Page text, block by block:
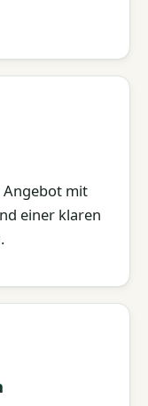
Angebot mit
einer klaren